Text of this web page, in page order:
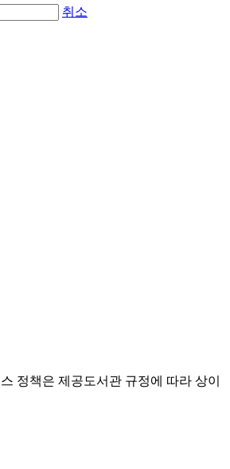
취소
정책은 제공도서관 규정에 따라 상이